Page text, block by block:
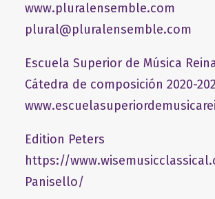
www.pluralensemble.com
plural@pluralensemble.com
Escuela Superior de Música
Cátedra de composición 2020-
Edition Peters
https://
Panisello/